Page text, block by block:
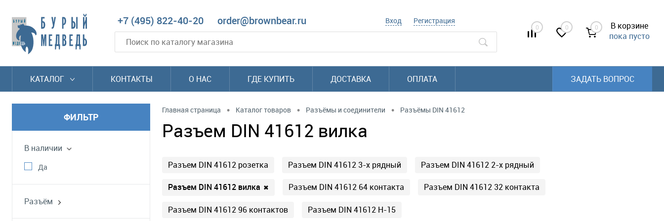
+7 (495) 822-40-20 order@brownbear.ru Вход Регистрация
0 0 0
В корзине
пока пусто
КАТАЛОГ КОНТАКТЫ О НАС ГДЕ КУПИТЬ ДОСТАВКА ОПЛАТА ЗАДАТЬ ВОПРОС
ФИЛЬТР
В наличии
Да
Разъём
Главная страница • Каталог товаров • Разъёмы и соединители • Разъёмы DIN 41612
Разъем DIN 41612 вилка
Разъем DIN 41612 розетка Разъем DIN 41612 3-х рядный Разъем DIN 41612 2-х рядный
Разъем DIN 41612 вилка ✖ Разъем DIN 41612 64 контакта Разъем DIN 41612 32 контакта
Разъем DIN 41612 96 контактов Разъем DIN 41612 H-15